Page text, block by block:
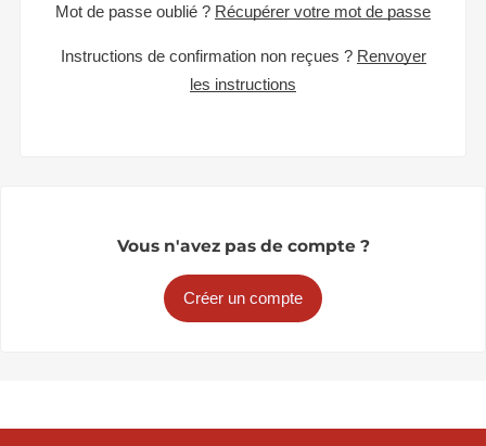
Mot de passe oublié ? Récupérer votre mot de passe
Instructions de confirmation non reçues ? Renvoyer
les instructions
Vous n'avez pas de compte ?
Créer un compte